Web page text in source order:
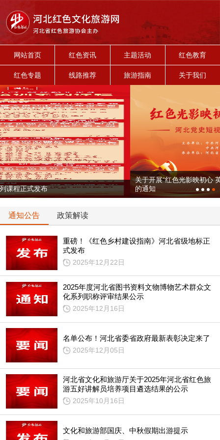
网站首页 红色资讯 主题活动 红色教育
红色专题 线路推荐 旅游指南 关于我们
关于开展“红色光影映初心 英雄土地谱新篇”党史短视频征
的通知
通知公告 政策解读
重磅！《红色乡村建设指南》河北省级地标正
式发布
2025年12月22日
2025年度河北省图书资料文物博物艺术群众文
化系列职称评审结果公示
2025年12月16日
名单公布！河北省委省政府最新表彰决定来了
2025年12月05日
河北省文化和旅游厅关于2025年河北省红色旅
游五好讲解员培养项目遴选结果的公示
2025年10月16日
文化和旅游部国庆、中秋假期出游提示